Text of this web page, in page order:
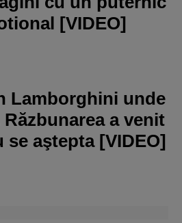
[VIDEO]
Lamborghini unde
a venit
se aştepta [VIDEO]